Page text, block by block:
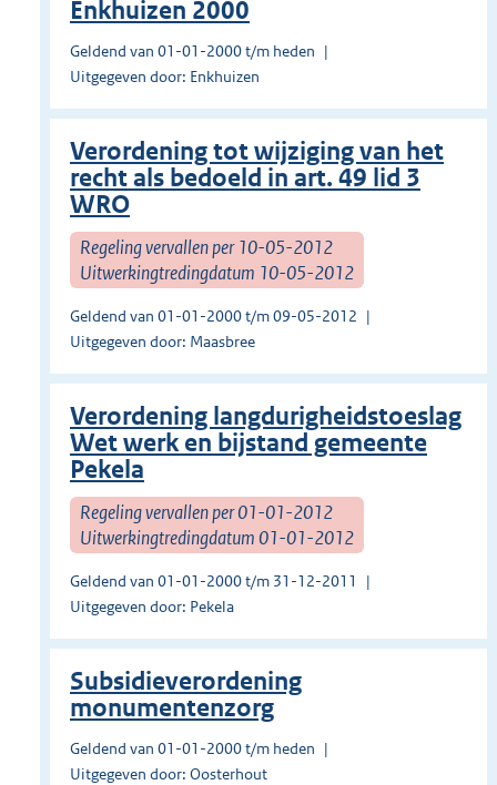
Enkhuizen 2000
Geldend van 01-01-2000 t/m heden
Uitgegeven door: Enkhuizen
Verordening tot wijziging van het
recht als bedoeld in art. 49 lid 3
WRO
Regeling vervallen per 10-05-2012
Uitwerkingtredingdatum 10-05-2012
Geldend van 01-01-2000 t/m 09-05-2012
Uitgegeven door: Maasbree
Verordening langdurigheidstoeslag
Wet werk en bijstand gemeente
Pekela
Regeling vervallen per 01-01-2012
Uitwerkingtredingdatum 01-01-2012
Geldend van 01-01-2000 t/m 31-12-2011
Uitgegeven door: Pekela
Subsidieverordening
monumentenzorg
Geldend van 01-01-2000 t/m heden
Uitgegeven door: Oosterhout